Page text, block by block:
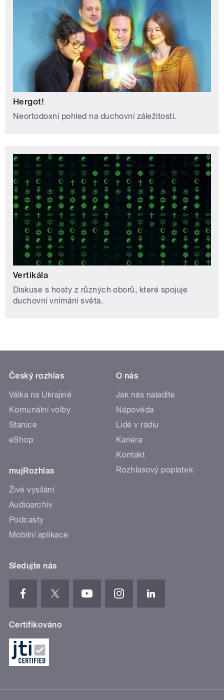
Hergot!
Neortodoxní pohled na duchovní záležitosti.
Vertikála
Diskuse s hosty z různých oborů, které spojuje
duchovní vnímání světa.
Český rozhlas
Válka na Ukrajině
Komunální volby
Stanice
eShop
mujRozhlas
Živé vysílání
Audioarchiv
Podcasty
Mobilní aplikace
O nás
Jak nás naladíte
Nápověda
Lidé v rádiu
Kariéra
Kontakt
Rozhlasový poplatek
Sledujte nás
Certifikováno